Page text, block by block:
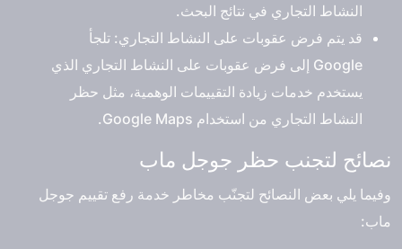
النشاط التجاري في نتائج البحث.
قد يتم فرض عقوبات على النشاط التجاري: تلجأ
Google إلى فرض عقوبات على النشاط التجاري الذي
يستخدم خدمات زيادة التقييمات الوهمية، مثل حظر
النشاط التجاري من استخدام Google Maps.
نصائح لتجنب حظر جوجل ماب
وفيما يلي بعض النصائح لتجنّب مخاطر خدمة رفع تقييم جوجل
ماب: